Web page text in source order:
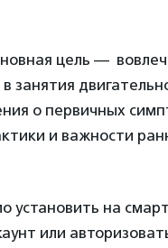
цель —
занятия
о первичных
и важности
установить на
или